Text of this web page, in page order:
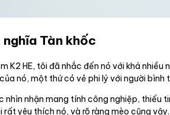
Tàn khốc
K2 HE, tôi đã nhắc đến nó với khá
nó, một thứ có vẻ phi lý với người
nhìn nhận mang tính công nghiệp, thiếu
rất yêu thích nó, và rõ ràng mèo cũng vậy.